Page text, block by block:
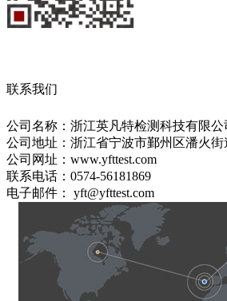
联系我们
公司名称：浙江英凡特检测科技有限公
公司地址：浙江省宁波市鄞州区潘火
公司网址：www.yfttest.com
联系电话：0574-56181869
电子邮件： yft@yfttest.com